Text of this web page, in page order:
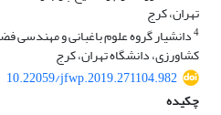
تهران، کرج
4دانشیار گروه علوم باغبانی و
کشاورزی، دانشگاه تهران، کرج
10.22059/jfwp.2019.271104.982
چکیده